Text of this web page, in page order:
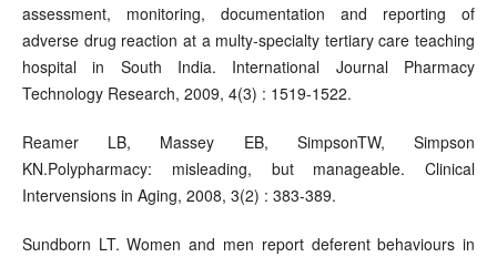
assessment, monitoring, documentation and reporting of
adverse drug reaction at a multy-specialty tertiary care teaching
hospital in South India. International Journal Pharmacy
Technology Research, 2009, 4(3) : 1519-1522.
Reamer LB, Massey EB, SimpsonTW, Simpson
KN.Polypharmacy: misleading, but manageable. Clinical
Intervensions in Aging, 2008, 3(2) : 383-389.
Sundborn LT. Women and men report deferent behaviours in